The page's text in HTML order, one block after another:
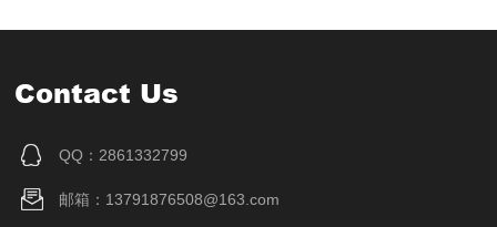
Contact Us
QQ：2861332799
邮箱：13791876508@163.com